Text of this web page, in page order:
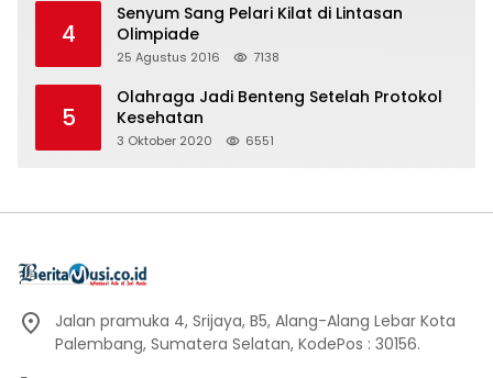
4
Senyum Sang Pelari Kilat di Lintasan
Olimpiade
25 Agustus 2016 7138
5
Olahraga Jadi Benteng Setelah Protokol
Kesehatan
3 Oktober 2020 6551
Jalan pramuka 4, Srijaya, B5, Alang-Alang Lebar Kota
Palembang, Sumatera Selatan, KodePos : 30156.